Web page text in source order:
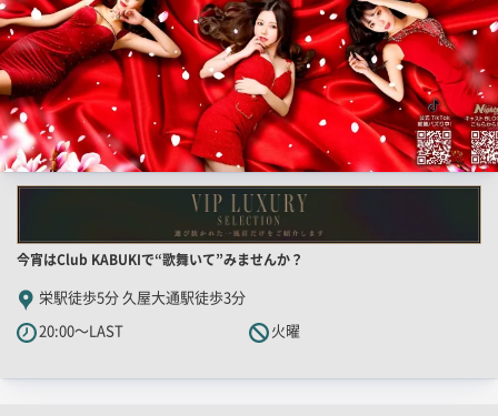
店
舗
PR
キ
今宵はClub KABUKIで“歌舞いて”みませんか？
栄駅徒歩5分 久屋大通駅徒歩3分
20:00～LAST
火曜